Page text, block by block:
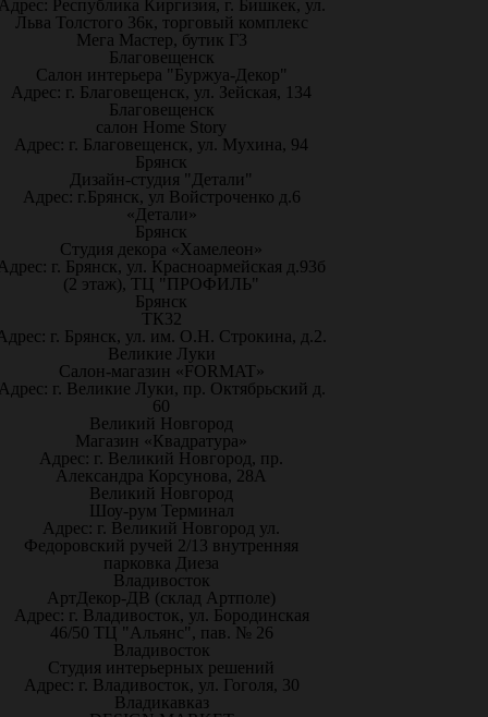
Республика Киргизия, г. Бишкек, ул.
Льва Толстого 36к, торговый комплекс
Мега Мастер, бутик Г3
Благовещенск
Салон интерьера "Буржуа-Декор"
Адрес: г. Благовещенск, ул. Зейская, 134
Благовещенск
салон Home Story
Адрес: г. Благовещенск, ул. Мухина, 94
Брянск
Дизайн-студия "Детали"
Адрес: г.Брянск, ул Войстроченко д.6
«Детали»
Брянск
Студия декора «Хамелеон»
г. Брянск, ул. Красноармейская д.93б
(2 этаж), ТЦ "ПРОФИЛЬ"
Брянск
ТК32
г. Брянск, ул. им. О.Н. Строкина, д.2.
Великие Луки
Салон-магазин «FORMAT»
г. Великие Луки, пр. Октябрьский д.
60
Великий Новгород
Магазин «Квадратура»
Адрес: г. Великий Новгород, пр.
Александра Корсунова, 28А
Великий Новгород
Шоу-рум Терминал
Адрес: г. Великий Новгород ул.
Федоровский ручей 2/13 внутренняя
парковка Диеза
Владивосток
АртДекор-ДВ (склад Артполе)
Адрес: г. Владивосток, ул. Бородинская
46/50 ТЦ "Альянс", пав. № 26
Владивосток
Студия интерьерных решений
Адрес: г. Владивосток, ул. Гоголя, 30
Владикавказ